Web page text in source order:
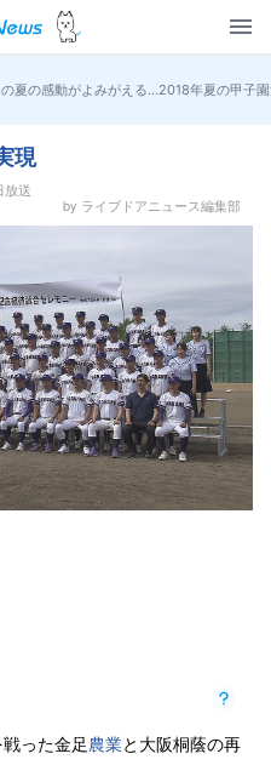
夏の感動がよみがえる…2018年夏の甲
現
放送
by ライブドアニュース編集部
った金足農業と大阪桐蔭の再